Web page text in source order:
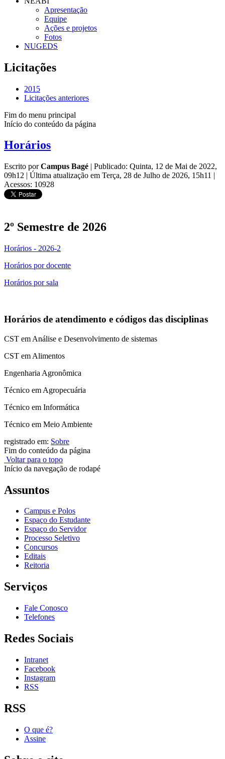
Apresentação
Equipe
Ações e projetos
Fotos
NUGEDS
Licitações
2015
Licitações anteriores
Fim do menu principal
Início do conteúdo da página
Horários
Escrito porCampus Bagé | Publicado: Quinta, 12 de Mai de 2022,
09h12 | Última atualização em Terça, 28 de Julho de 2026, 15h11 |
Acessos: 10928
2º Semestre de 2026
Horários - 2026-2
Horários por docente
Horários por sala
Horários de atendimento e códigos das disciplinas
CST em Análise e Desenvolvimento de sistemas
CST em Alimentos
Engenharia Agronômica
Técnico em Agropecuária
Técnico em Informática
Técnico em Meio Ambiente
registrado em: Sobre
Fim do conteúdo da página
Voltar para o topo
Início da navegação de rodapé
Assuntos
Campus e Polos
Espaço do Estudante
Espaço do Servidor
Processo Seletivo
Concursos
Editais
Reitoria
Serviços
Fale Conosco
Telefones
Redes Sociais
Intranet
Facebook
Instagram
RSS
RSS
O que é?
Assine